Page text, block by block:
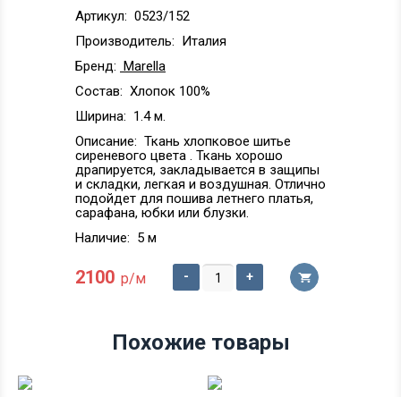
Артикул: 0523/152
Производитель: Италия
Бренд: Marella
Состав: Хлопок 100%
Ширина: 1.4 м.
Описание: Ткань хлопковое шитье
сиреневого цвета . Ткань хорошо
драпируется, закладывается в защипы
и складки, легкая и воздушная. Отлично
подойдет для пошива летнего платья,
сарафана, юбки или блузки.
Наличие: 5 м
2100 р/м - +
Похожие товары